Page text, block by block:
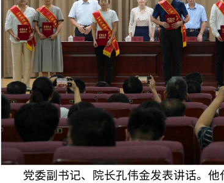
党委副书记、院长孔伟金发表讲话。